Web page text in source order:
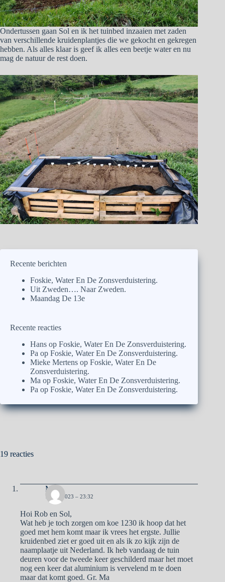
Ondertussen gaan Sol en ik het tuinbed inzaaien met zaden
van verschillende kruidenplantjes die we gekocht en gekregen
hebben. Als alles klaar is geef ik alles een beetje water en nu
mag de natuur de rest doen.
Recente berichten
Foskie, Water En De Zonsverduistering.
Uit Zweden…. Naar Zweden.
Maandag De 13e
Recente reacties
Hans op Foskie, Water En De Zonsverduistering.
Pa op Foskie, Water En De Zonsverduistering.
Mieke Mertens op Foskie, Water En De
Zonsverduistering.
Ma op Foskie, Water En De Zonsverduistering.
Pa op Foskie, Water En De Zonsverduistering.
19 reacties
Ma
1 MEI 2023 – 23:32
Hoi Rob en Sol,
Wat heb je toch zorgen om koe 1230 ik hoop dat het
goed met hem komt maar ik vrees het ergste. Jullie
kruidenbed ziet er goed uit en als ik zo kijk zijn de
naamplaatje uit Nederland. Ik heb vandaag de tuin
deuren voor de tweede keer geschilderd maar het moet
nog een keer dat aluminium is vervelend m te doen
maar dat komt goed. Gr. Ma